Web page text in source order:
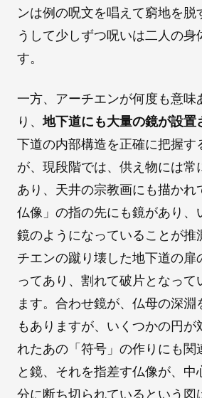
ンは例の呪文を唱えて窮地を脱
うして少しずつ呪いは二人の身
す。
一方、アーチエンが何度も意味
り、地下道にも大量の鏡が設置
下道の内部構造を正確に把握す
が、現段階では、供え物には常
あり、天井の宗教画にも描かれ
仏像」の指の先にも鏡があり、
鏡のようになっていることが推
チエンの蹴り壊した地下道の扉
ってあり、割れて破片となって
ます。合わせ鏡が、仏母の深淵
もありますが、いくつかの円が
れたあの「符号」の作りにも関
と鏡、それを指差す仏像が、中
分に断ち切られているという図